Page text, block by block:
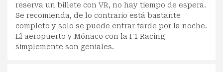
reserva un billete con VR, no hay tiempo de espera.
Se recomienda, de lo contrario está bastante
completo y solo se puede entrar tarde por la noche.
El aeropuerto y Mónaco con la F1 Racing
simplemente son geniales.